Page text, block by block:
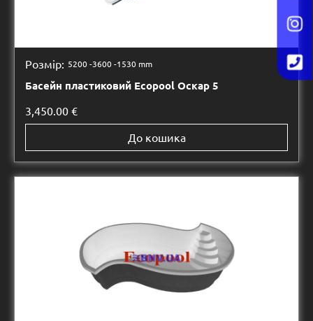
Розмір: 5200 -3600 -1530 mm
Басейн пластиковий Ecopool Оскар 5
3,450.00 €
До кошика